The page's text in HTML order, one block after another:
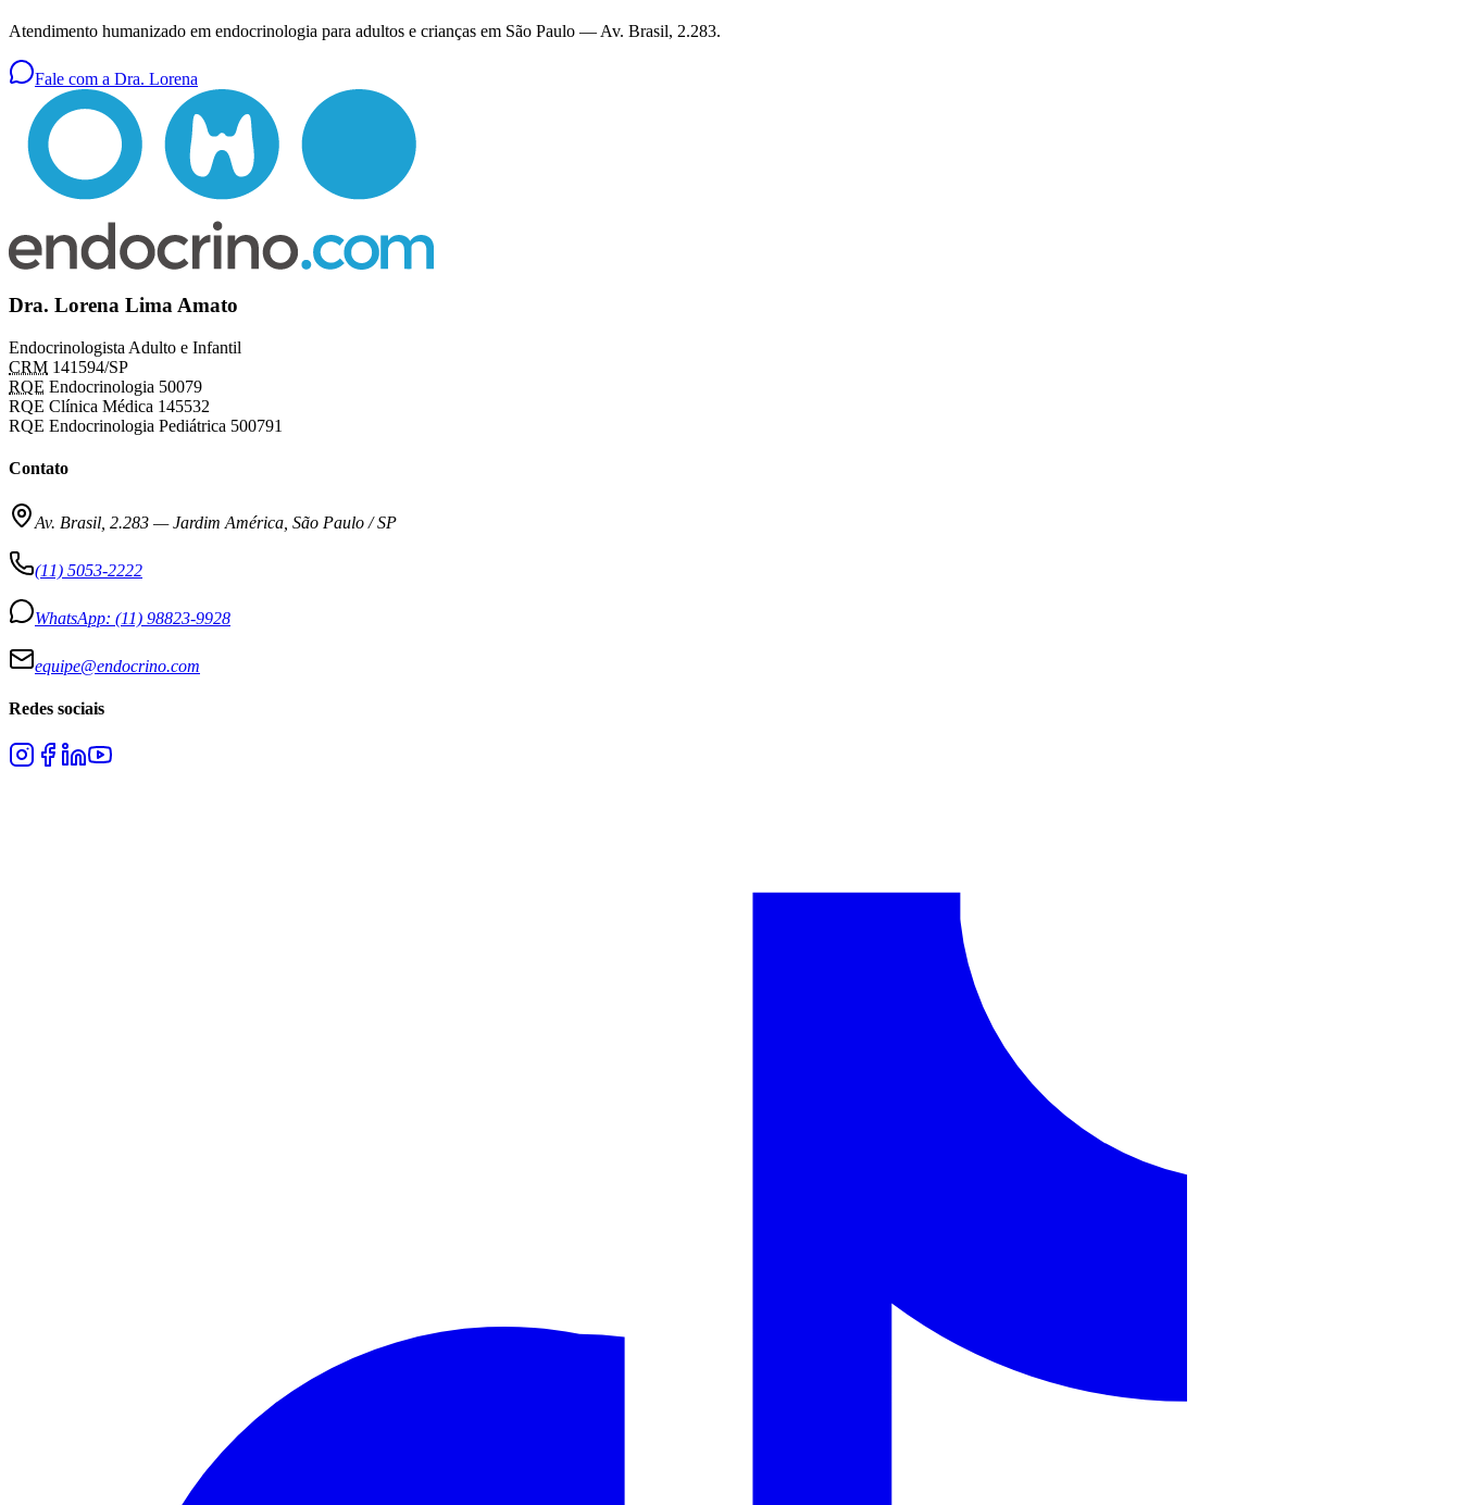
Atendimento humanizado em endocrinologia para adultos e crianças em São Paulo — Av. Brasil, 2.283.
Fale com a Dra. Lorena
Dra. Lorena Lima Amato
Endocrinologista Adulto e Infantil
CRM 141594/SP
RQE Endocrinologia 50079
RQE Clínica Médica 145532
RQE Endocrinologia Pediátrica 500791
Contato
Av. Brasil, 2.283 —Jardim América, São Paulo / SP
(11) 5053-2222
WhatsApp: (11) 98823-9928
equipe@endocrino.com
Redes sociais